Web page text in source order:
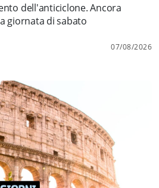
dell'anticiclone. Ancora
giornata di sabato
07/08/2026